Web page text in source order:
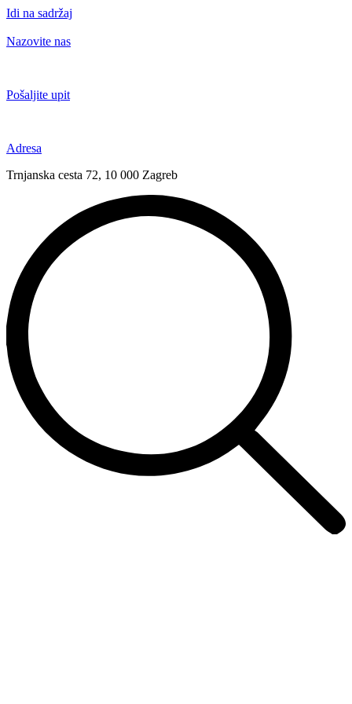
Idi na sadržaj
Nazovite nas
Pošaljite upit
Adresa
Trnjanska cesta 72, 10 000 Zagreb